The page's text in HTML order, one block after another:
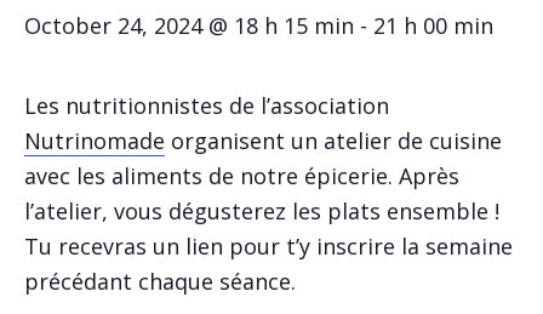
October 24, 2024 @ 18 h 15 min - 21 h 00 min
Les nutritionnistes de l’association
Nutrinomade organisent un atelier de cuisine
avec les aliments de notre épicerie. Après
l’atelier, vous dégusterez les plats ensemble !
Tu recevras un lien pour t’y inscrire la semaine
précédant chaque séance.